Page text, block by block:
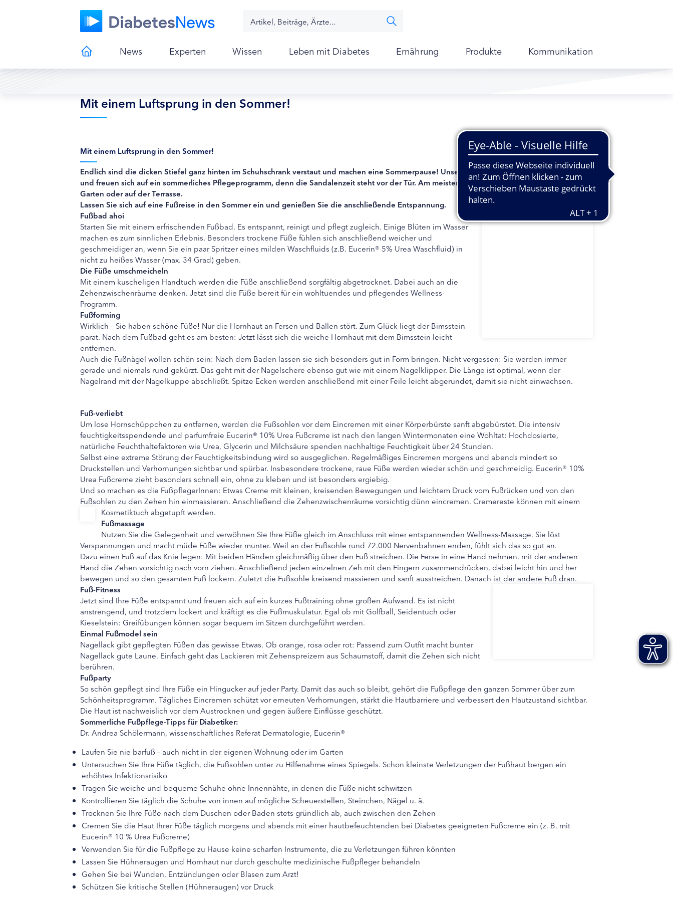
News Experten Wissen Leben mit Diabetes Ernährung Produkte Kommunikation
Mit einem Luftsprung in den Sommer!
Mit einem Luftsprung in den Sommer!
Endlich sind die dicken Stiefel ganz hinten im Schuhschrank verstaut und machen eine Sommerpause! Unsere Füße können jetzt wieder aufatmen
und freuen sich auf ein sommerliches Pflegeprogramm, denn die Sandalenzeit steht vor der Tür. Am meisten Spaß macht das im Freien, z.B. im
Garten oder auf der Terrasse.
Lassen Sie sich auf eine Fußreise in den Sommer ein und genießen Sie die anschließende Entspannung.
Fußbad ahoi
Starten Sie mit einem erfrischenden Fußbad. Es entspannt, reinigt und pflegt zugleich. Einige Blüten im Wasser
machen es zum sinnlichen Erlebnis. Besonders trockene Füße fühlen sich anschließend weicher und
geschmeidiger an, wenn Sie ein paar Spritzer eines milden Waschfluids (z.B. Eucerin® 5% Urea Waschfluid) in
nicht zu heißes Wasser (max. 34 Grad) geben.
Die Füße umschmeicheln
Mit einem kuscheligen Handtuch werden die Füße anschließend sorgfältig abgetrocknet. Dabei auch an die
Zehenzwischenräume denken. Jetzt sind die Füße bereit für ein wohltuendes und pflegendes Wellness-
Programm.
Fußforming
Wirklich – Sie haben schöne Füße! Nur die Hornhaut an Fersen und Ballen stört. Zum Glück liegt der Bimsstein
parat. Nach dem Fußbad geht es am besten: Jetzt lässt sich die weiche Hornhaut mit dem Bimsstein leicht
entfernen.
Auch die Fußnägel wollen schön sein: Nach dem Baden lassen sie sich besonders gut in Form bringen. Nicht vergessen: Sie werden immer
gerade und niemals rund gekürzt. Das geht mit der Nagelschere ebenso gut wie mit einem Nagelklipper. Die Länge ist optimal, wenn der
Nagelrand mit der Nagelkuppe abschließt. Spitze Ecken werden anschließend mit einer Feile leicht abgerundet, damit sie nicht einwachsen.
Fuß-verliebt
Um lose Hornschüppchen zu entfernen, werden die Fußsohlen vor dem Eincremen mit einer Körperbürste sanft abgebürstet. Die intensiv
feuchtigkeitsspendende und parfumfreie Eucerin® 10% Urea Fußcreme ist nach den langen Wintermonaten eine Wohltat: Hochdosierte,
natürliche Feuchthaltefaktoren wie Urea, Glycerin und Milchsäure spenden nachhaltige Feuchtigkeit über 24 Stunden.
Selbst eine extreme Störung der Feuchtigkeitsbindung wird so ausgeglichen. Regelmäßiges Eincremen morgens und abends mindert so
Druckstellen und Verhornungen sichtbar und spürbar. Insbesondere trockene, raue Füße werden wieder schön und geschmeidig. Eucerin® 10%
Urea Fußcreme zieht besonders schnell ein, ohne zu kleben und ist besonders ergiebig.
Und so machen es die FußpflegerInnen: Etwas Creme mit kleinen, kreisenden Bewegungen und leichtem Druck vom Fußrücken und von den
Fußsohlen zu den Zehen hin einmassieren. Anschließend die Zehenzwischenräume vorsichtig dünn eincremen. Cremereste können mit einem
Kosmetiktuch abgetupft werden.
Fußmassage
Nutzen Sie die Gelegenheit und verwöhnen Sie Ihre Füße gleich im Anschluss mit einer entspannenden Wellness-Massage. Sie löst
Verspannungen und macht müde Füße wieder munter. Weil an der Fußsohle rund 72.000 Nervenbahnen enden, fühlt sich das so gut an.
Dazu einen Fuß auf das Knie legen: Mit beiden Händen gleichmäßig über den Fuß streichen. Die Ferse in eine Hand nehmen, mit der anderen
Hand die Zehen vorsichtig nach vorn ziehen. Anschließend jeden einzelnen Zeh mit den Fingern zusammendrücken, dabei leicht hin und her
bewegen und so den gesamten Fuß lockern. Zuletzt die Fußsohle kreisend massieren und sanft ausstreichen. Danach ist der andere Fuß dran.
Fuß-Fitness
Jetzt sind Ihre Füße entspannt und freuen sich auf ein kurzes Fußtraining ohne großen Aufwand. Es ist nicht
anstrengend, und trotzdem lockert und kräftigt es die Fußmuskulatur. Egal ob mit Golfball, Seidentuch oder
Kieselstein: Greifübungen können sogar bequem im Sitzen durchgeführt werden.
Einmal Fußmodel sein
Nagellack gibt gepflegten Füßen das gewisse Etwas. Ob orange, rosa oder rot: Passend zum Outfit macht bunter
Nagellack gute Laune. Einfach geht das Lackieren mit Zehenspreizern aus Schaumstoff, damit die Zehen sich nicht
berühren.
Fußparty
So schön gepflegt sind Ihre Füße ein Hingucker auf jeder Party. Damit das auch so bleibt, gehört die Fußpflege den ganzen Sommer über zum
Schönheitsprogramm. Tägliches Eincremen schützt vor erneuten Verhornungen, stärkt die Hautbarriere und verbessert den Hautzustand sichtbar.
Die Haut ist nachweislich vor dem Austrocknen und gegen äußere Einflüsse geschützt.
Sommerliche Fußpflege-Tipps für Diabetiker:
Dr. Andrea Schölermann, wissenschaftliches Referat Dermatologie, Eucerin®
Laufen Sie nie barfuß – auch nicht in der eigenen Wohnung oder im Garten
Untersuchen Sie Ihre Füße täglich, die Fußsohlen unter zu Hilfenahme eines Spiegels. Schon kleinste Verletzungen der Fußhaut bergen ein
erhöhtes Infektionsrisiko
Tragen Sie weiche und bequeme Schuhe ohne Innennähte, in denen die Füße nicht schwitzen
Kontrollieren Sie täglich die Schuhe von innen auf mögliche Scheuerstellen, Steinchen, Nägel u. ä.
Trocknen Sie Ihre Füße nach dem Duschen oder Baden stets gründlich ab, auch zwischen den Zehen
Cremen Sie die Haut Ihrer Füße täglich morgens und abends mit einer hautbefeuchtenden bei Diabetes geeigneten Fußcreme ein (z. B. mit
Eucerin® 10 % Urea Fußcreme)
Verwenden Sie für die Fußpflege zu Hause keine scharfen Instrumente, die zu Verletzungen führen könnten
Lassen Sie Hühneraugen und Hornhaut nur durch geschulte medizinische Fußpfleger behandeln
Gehen Sie bei Wunden, Entzündungen oder Blasen zum Arzt!
Schützen Sie kritische Stellen (Hühneraugen) vor Druck